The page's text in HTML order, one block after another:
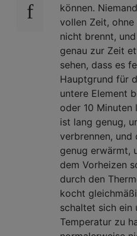
können.
vollen Zeit,
nicht brennt,
genau zur Zeit
sehen, dass es
Hauptgrund für
untere Element
oder 10
ist lang genug,
verbrennen,
genug erwärmt,
dem Vorheizen
durch den
kocht
schaltet sich ein
Temperatur zu